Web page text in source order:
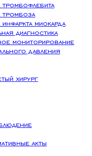
тромбофлебита
тромбоза
миокарда
диагностика
мониторирование
давления
хирург
акты